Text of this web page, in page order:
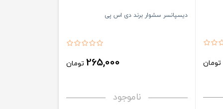
تومان
دیسپانسر سشوار برند دی اس پی
265,000 تومان
ناموجود